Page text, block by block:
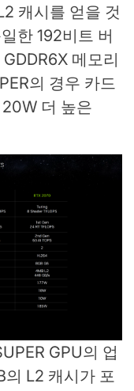
캐시를 얻을 것
한 192비트 버
메모리
의 경우 카드
더 높은
GPU의 업
L2 캐시가 포